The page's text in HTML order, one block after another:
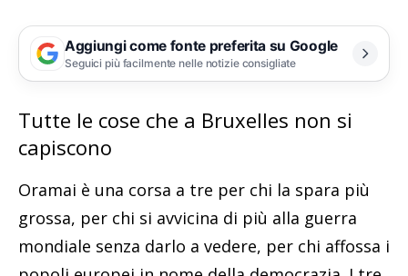
Aggiungi come fonte preferita su Google
Seguici più facilmente nelle notizie consigliate
Tutte le cose che a Bruxelles non si
capiscono
Oramai è una corsa a tre per chi la spara più
grossa, per chi si avvicina di più alla guerra
mondiale senza darlo a vedere, per chi affossa i